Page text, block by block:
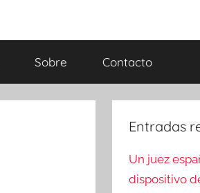
Sobre Contacto
Entradas
Un juez
dispositivo